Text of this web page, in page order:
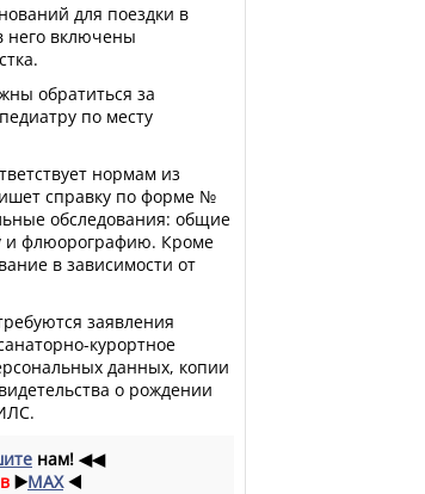
для поездки в
него включены
обратиться за
по месту
нормам из
справку по форме №
обследования: общие
и флюорографию. Кроме
в зависимости от
заявления
курортное
данных, копии
о рождении
нам! ◀◀
▶️MAX ◀️